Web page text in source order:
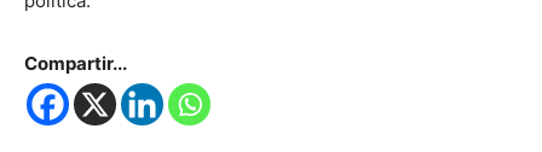
Compartir...